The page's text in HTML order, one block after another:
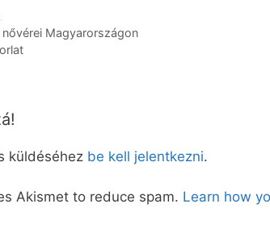
nővérei Magyarországon
küldéséhez be kell jelentkezni.
Akismet to reduce spam. Learn how